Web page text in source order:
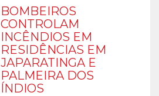
BOMBEIROS
CONTROLAM
INCÊNDIOS EM
RESIDÊNCIAS EM
JAPARATINGA E
PALMEIRA DOS
ÍNDIOS